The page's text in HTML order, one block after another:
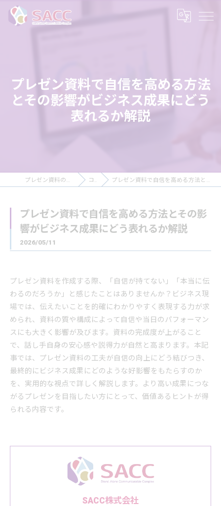
プレゼン資料で自信を高める方法
とその影響がビジネス成果にどう
表れるか解説
プレゼン資料の作成ならSACC株式会社 コラム プレゼン資料で自信を高める方法とその影響がビジネス成果にどう表れるか解説
プレゼン資料で自信を高める方法とその影
響がビジネス成果にどう表れるか解説
2026/05/11
プレゼン資料を作成する際、「自信が持てない」「本当に伝
わるのだろうか」と感じたことはありませんか？ビジネス現
場では、伝えたいことを的確にわかりやすく表現する力が求
められ、資料の質や構成によって自信や当日のパフォーマン
スにも大きく影響が及びます。資料の完成度が上がること
で、話し手自身の安心感や説得力が自然と高まります。本記
事では、プレゼン資料の工夫が自信の向上にどう結びつき、
最終的にビジネス成果にどのような好影響をもたらすのか
を、実用的な視点で詳しく解説します。より高い成果につな
がるプレゼンを目指したい方にとって、価値あるヒントが得
られる内容です。
SACC株式会社